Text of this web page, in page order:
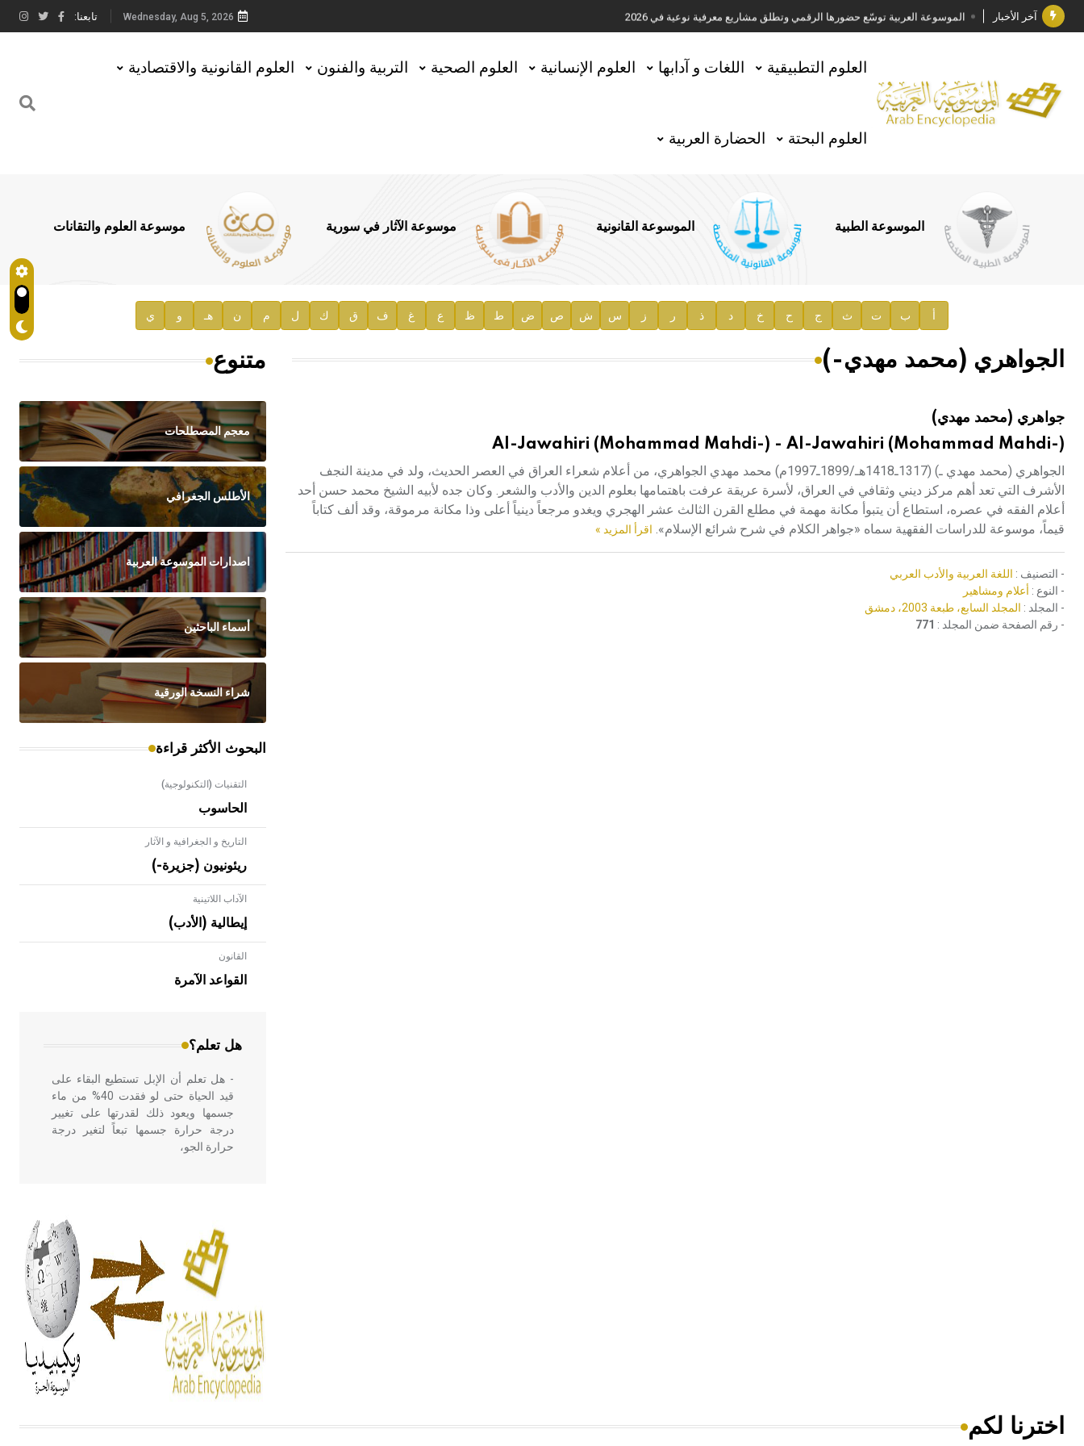
آخر الأخبار الموسوعة العربية توسّع حضورها الرقمي وتطلق مشاريع معرفية نوعية في 2026
جائزة مجمع الملك سلمان العالمي للغة العربية 2025
الأستاذ إياد خالد الطباع مدير عام لهيئة الموسوعة العربية
السيد محمد ياسين صالح وزيرا للثقافة
توصيات مجلس الإدارة
صدور المجلد السابع من موسوعة الآثار في سورية
إعلان..
هيئة الموسوعة العربية تطلق موسوعات جديدة في عام 2026
Wednesday, Aug 5, 2026 تابعنا:
العلوم التطبيقية اللغات و آدابها العلوم الإنسانية العلوم الصحية التربية والفنون العلوم القانونية والاقتصادية
العلوم البحتة الحضارة العربية
الموسوعة الطبية الموسوعة القانونية موسوعة الآثار في سورية موسوعة العلوم والتقانات
أ ب ت ث ج ح خ د ذ ر ز س ش ص ض ط ظ ع غ ف ق ك ل م ن هـ و ي
الجواهري (محمد مهدي-)
جواهري (محمد مهدي)
Al-Jawahiri (Mohammad Mahdi-) - Al-Jawahiri (Mohammad Mahdi-)
الجواهري (محمد مهدي ـ) (1317ـ1418هـ/1899ـ1997م) محمد مهدي الجواهري، من أعلام شعراء العراق في العصر الحديث، ولد في مدينة النجف
الأشرف التي تعد أهم مركز ديني وثقافي في العراق، لأسرة عريقة عرفت باهتمامها بعلوم الدين والأدب والشعر. وكان جده لأبيه الشيخ محمد حسن أحد
أعلام الفقه في عصره، استطاع أن يتبوأ مكانة مهمة في مطلع القرن الثالث عشر الهجري ويغدو مرجعاً دينياً أعلى وذا مكانة مرموقة، وقد ألف كتاباً
قيماً، موسوعة للدراسات الفقهية سماه «جواهر الكلام في شرح شرائع الإسلام». اقرأ المزيد »
- التصنيف : اللغة العربية والأدب العربي
- النوع : أعلام ومشاهير
- المجلد : المجلد السابع، طبعة 2003، دمشق
- رقم الصفحة ضمن المجلد : 771
متنوع
معجم المصطلحات
الأطلس الجغرافي
اصدارات الموسوعة العربية
أسماء الباحثين
شراء النسخة الورقية
البحوث الأكثر قراءة
التقنيات (التكنولوجية)
الحاسوب
التاريخ و الجغرافية و الآثار
ريئونيون (جزيرة-)
الآداب اللاتينية
إيطالية (الأدب)
القانون
القواعد الآمرة
هل تعلم؟
- هل تعلم أن الأبلق نوع من الفنون
الهندسية التي ارتبطت بالعمارة الإسلامية
في بلاد الشام ومصر خاصة، حيث يحرص
- هل تعلم أن الإبل تستطيع البقاء على
قيد الحياة حتى لو فقدت 40% من ماء
جسمها ويعود ذلك لقدرتها على تغيير
درجة حرارة جسمها تبعاً لتغير درجة
حرارة الجو،
أربعة مؤلفات هي: الحكم، الأدلة، تنظيم
التغذية، ورسالته في جروح الرأس.
ويعود له الفضل بأنه حرر الطب من
الدين والفلسفة.
- هل تعلم أن المرجان إفراز حيواني
يتكون في البحر ويتركب من مادة
كربونات الكلسيوم، وهو أحمر أو شديد
الحمرة وهو أجود أنواعه، ويمتاز بكبر
الحجم ويسمى الش
اخترنا لكم